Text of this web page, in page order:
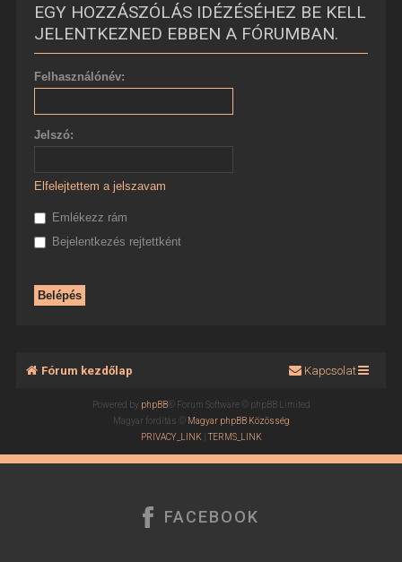
EGY HOZZÁSZÓLÁS IDÉZÉSÉHEZ BE KELL
JELENTKEZNED EBBEN A FÓRUMBAN.
Felhasználónév:
Jelszó:
Elfelejtettem a jelszavam
Emlékezz rám
Bejelentkezés rejtettként
Fórum kezdőlap Kapcsolat
Powered by phpBB® Forum Software © phpBB Limited
Magyar fordítás © Magyar phpBB Közösség
PRIVACY_LINK |TERMS_LINK
FACEBOOK